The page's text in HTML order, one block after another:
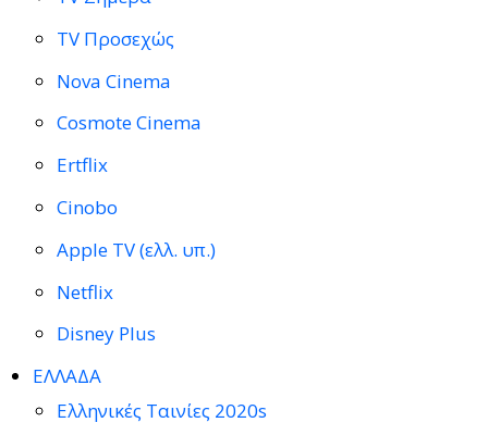
TV Προσεχώς
Nova Cinema
Cosmote Cinema
Ertflix
Cinobo
Apple TV (ελλ. υπ.)
Netflix
Disney Plus
ΕΛΛΑΔΑ
Ελληνικές Ταινίες 2020s